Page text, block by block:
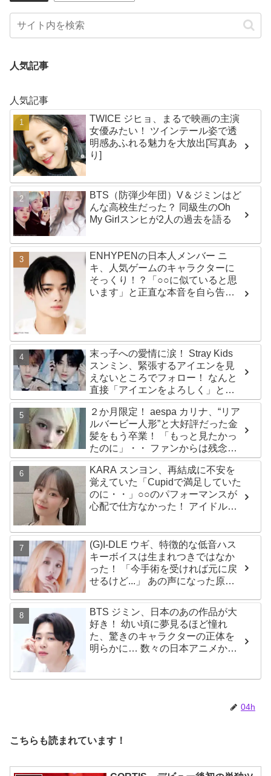
人気記事
人気記事
TWICE ジヒョ、まるで映画の主演
女優みたい！ ツインテール姿で透
明感あふれる魅力を大放出[写真あ
り]
BTS（防弾少年団）V＆ジミンはど
んな高校生だった？ 同級生のOh
My Girlスンヒが2人の過去を語る
ENHYPENの日本人メンバー ニ
キ、人気ゲームのキャラクターに
そっくり！？「○○に似ていると思
います」と正直な本音を自ら告
末っ子への愛情に涙！ Stray Kids
スンミン、緊張するアイエンを見
えないところでフォロー！ なんと
直接「アイエンをよろしく」と
イ・ムジンに連絡… 愛にあふれた
エピソードにファン感動
２か月限定！ aespa カリナ、“リア
ルバービー人形”と大好評だった金
髪をもう卒業！ 「もっと見たかっ
たのに」・・ ファンからは残念が
る声殺到
KARA スンヨン、再結成に不安を
覚えていた「Cupidで満足していた
のに・・」○○のパフォーマンスが
心配で仕方なかった！ アイドルと
はさすがの一言
(G)I-DLE ウギ、特徴的な低音ハス
キーボイスは生まれつきではなか
った！ 「今手術を受ければ元に戻
せるけど...」 あの声になった原因
BTS ジミン、日本のあの作品が大
好き！ 幼い頃に夢見るほど憧れ
た、驚きのキャラクターの正体を
明らかに… 数々の日本アニメから
04h
こちらも読まれています！